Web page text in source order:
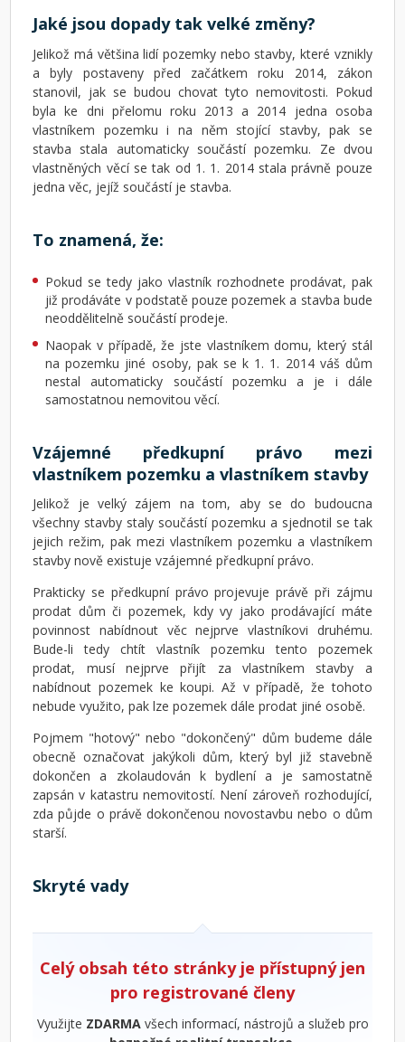
Jaké jsou dopady tak velké změny?
Jelikož má většina lidí pozemky nebo stavby, které vznikly
a byly postaveny před začátkem roku 2014, zákon
stanovil, jak se budou chovat tyto nemovitosti. Pokud
byla ke dni přelomu roku 2013 a 2014 jedna osoba
vlastníkem pozemku i na něm stojící stavby, pak se
stavba stala automaticky součástí pozemku. Ze dvou
vlastněných věcí se tak od 1. 1. 2014 stala právně pouze
jedna věc, jejíž součástí je stavba.
To znamená, že:
Pokud se tedy jako vlastník rozhodnete prodávat, pak
již prodáváte v podstatě pouze pozemek a stavba bude
neoddělitelně součástí prodeje.
Naopak v případě, že jste vlastníkem domu, který stál
na pozemku jiné osoby, pak se k 1. 1. 2014 váš dům
nestal automaticky součástí pozemku a je i dále
samostatnou nemovitou věcí.
Vzájemné předkupní právo mezi
vlastníkem pozemku a vlastníkem stavby
Jelikož je velký zájem na tom, aby se do budoucna
všechny stavby staly součástí pozemku a sjednotil se tak
jejich režim, pak mezi vlastníkem pozemku a vlastníkem
stavby nově existuje vzájemné předkupní právo.
Prakticky se předkupní právo projevuje právě při zájmu
prodat dům či pozemek, kdy vy jako prodávající máte
povinnost nabídnout věc nejprve vlastníkovi druhému.
Bude-li tedy chtít vlastník pozemku tento pozemek
prodat, musí nejprve přijít za vlastníkem stavby a
nabídnout pozemek ke koupi. Až v případě, že tohoto
nebude využito, pak lze pozemek dále prodat jiné osobě.
Pojmem "hotový" nebo "dokončený" dům budeme dále
obecně označovat jakýkoli dům, který byl již stavebně
dokončen a zkolaudován k bydlení a je samostatně
zapsán v katastru nemovitostí. Není zároveň rozhodující,
zda půjde o právě dokončenou novostavbu nebo o dům
starší.
Skryté vady
Celý obsah této stránky je přístupný jen
pro registrované členy
Využijte ZDARMAvšech informací, nástrojů a služeb pro